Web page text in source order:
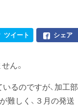
シェア
ツイート
ん。
るのですが、加工部
難しく、３月の発送